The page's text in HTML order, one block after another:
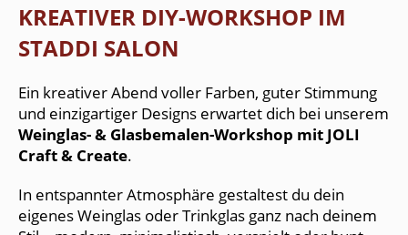
KREATIVER DIY-WORKSHOP IM
STADDI SALON
Ein kreativer Abend voller Farben, guter Stimmung
und einzigartiger Designs erwartet dich bei unserem
Weinglas- & Glasbemalen-Workshop mit JOLI
Craft & Create.
In entspannter Atmosphäre gestaltest du dein
eigenes Weinglas oder Trinkglas ganz nach deinem